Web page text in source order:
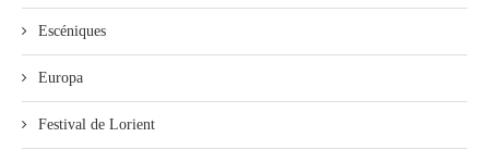
Escéniques
Europa
Festival de Lorient